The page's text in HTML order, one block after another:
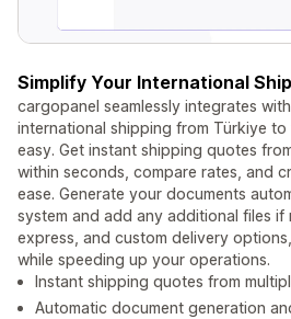
Simplify Your International
cargopanel seamlessly integrates
international shipping from Türkiye
easy. Get instant shipping quotes
within seconds, compare rates, and
ease. Generate your documents
system and add any additional files if
express, and custom delivery
while speeding up your operations.
Instant shipping quotes from
Automatic document generation